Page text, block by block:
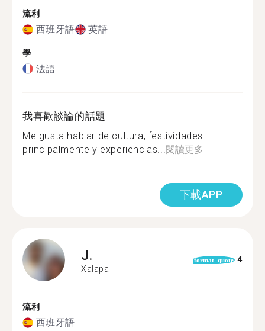
流利
西班牙語 英語
學
法語
我喜歡談論的話題
Me gusta hablar de cultura, festividades
principalmente y experiencias... 閱讀更多
下載APP
J.
Xalapa
format_quote 4
流利
西班牙語